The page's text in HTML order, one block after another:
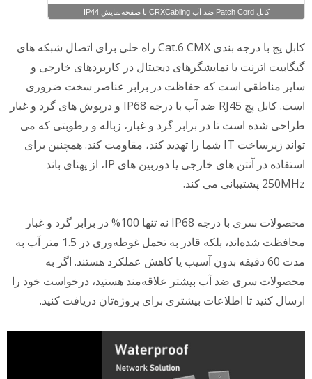
کابل Patch Cord ضد آب CRXCabling با صفحه‌نمایش IP44
کابل پچ با درجه بندی Cat.6 CMX راه حلی برای اتصال شبکه های
گیگابیت اترنت یا نمایشگرهای دیجیتال در کاربردهای خارجی و
سایر مناطقی است که حفاظت در برابر عناصر سخت ضروری
است. کابل پچ RJ45 ضد آب با درجه IP68 و درپوش های گرد و غبار
طراحی شده است تا در برابر گرد و غبار، زباله و رطوبتی که می
تواند زیرساخت IT شما را تهدید کند، مقاومت کند. همچنین برای
استفاده در آنتن های خارجی یا دوربین های IP، از پهنای باند
250MHz پشتیبانی می کند.
محصولات سری با درجه IP68 نه تنها 100% در برابر گرد و غبار
محافظت شده‌اند، بلکه قادر به تحمل غوطه‌وری در 1.5 متر آب به
مدت 60 دقیقه بدون آسیب یا کاهش عملکرد هستند. اگر به
محصولات سری ضد آب بیشتر علاقه‌مند هستید، درخواست خود را
ارسال کنید تا اطلاعات بیشتری برای پروژه‌تان دریافت کنید.